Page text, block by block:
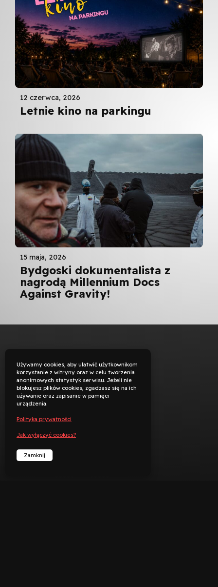
12 czerwca, 2026
Letnie kino na parkingu
15 maja, 2026
Bydgoski dokumentalista z
nagrodą Millennium Docs
Against Gravity!
Używamy cookies, aby ułatwić użytkownikom
korzystanie z witryny oraz w celu tworzenia
anonimowych statystyk serwisu. Jeżeli nie
blokujesz plików cookies, zgadzasz się na ich
używanie oraz zapisanie w pamięci
urządzenia.
Polityka prywatności
Jak wyłączyć cookies?
Zamknij